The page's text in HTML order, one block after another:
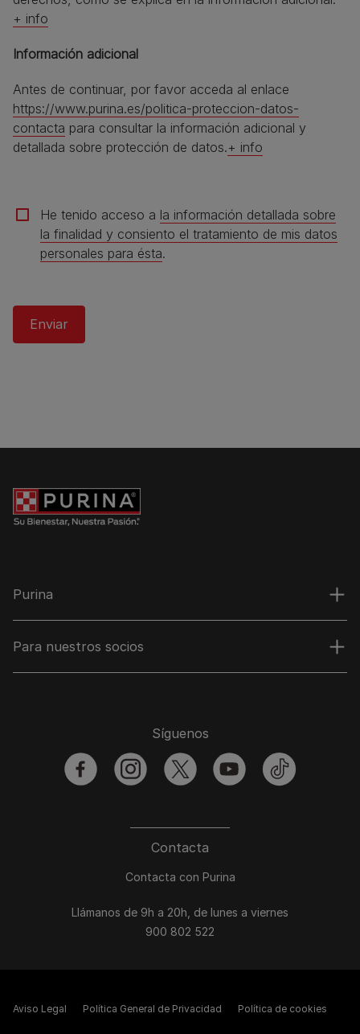
+ info​
Información adicional​
Antes de continuar, por favor acceda al enlace
https://www.purina.es/politica-proteccion-datos-
contacta para consultar la información adicional y
detallada sobre protección de datos.+ info
сheckbox
He tenido acceso a la información detallada sobre
la finalidad y consiento el tratamiento de mis datos
personales para ésta.
Purina
Para nuestros socios
Contacta
Contacta con Purina
Llámanos de 9h a 20h, de lunes a viernes
900 802 522
Síguenos
facebookinstagramtwitter youtubetiktok
Aviso Legal Política General de Privacidad Política de cookies